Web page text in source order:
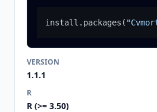
install.packages (
VERSION
1.1.1
R
R (>= 3.50)